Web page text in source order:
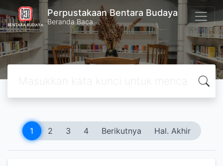
Perpustakaan Bentara Budaya
Beranda Baca
1 2 3 4 Berikutnya Hal. Akhir